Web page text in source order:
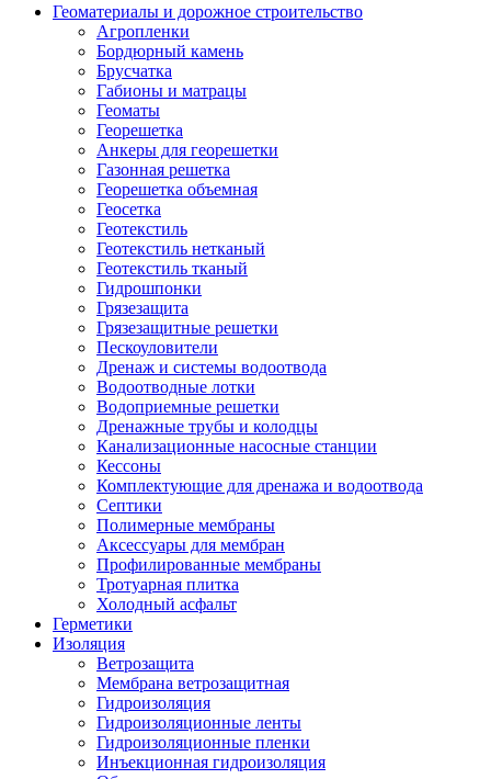
Геоматериалы и дорожное строительство
Агропленки
Бордюрный камень
Брусчатка
Габионы и матрацы
Геоматы
Георешетка
Анкеры для георешетки
Газонная решетка
Георешетка объемная
Геосетка
Геотекстиль
Геотекстиль нетканый
Геотекстиль тканый
Гидрошпонки
Грязезащита
Грязезащитные решетки
Пескоуловители
Дренаж и системы водоотвода
Водоотводные лотки
Водоприемные решетки
Дренажные трубы и колодцы
Канализационные насосные станции
Кессоны
Комплектующие для дренажа и водоотвода
Септики
Полимерные мембраны
Аксессуары для мембран
Профилированные мембраны
Тротуарная плитка
Холодный асфальт
Герметики
Изоляция
Ветрозащита
Мембрана ветрозащитная
Гидроизоляция
Гидроизоляционные ленты
Гидроизоляционные пленки
Инъекционная гидроизоляция